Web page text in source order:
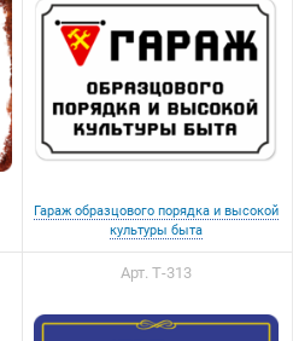
Гараж образцового порядка и высокой
культуры быта
Арт. Т-313